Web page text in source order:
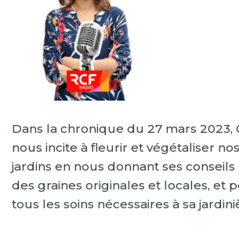
Dans la chronique du 27 mars 2023,
nous incite à fleurir et végétaliser
jardins en nous donnant ses
des graines originales et locales, et
tous les soins nécessaires à sa